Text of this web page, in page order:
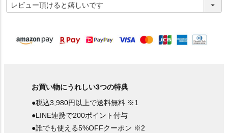
必
須
お買い物にうれしい3つの特典
●税込3,980円以上で送料無料 ※1
●LINE連携で200ポイント付与
●誰でも使える5%OFFクーポン ※2